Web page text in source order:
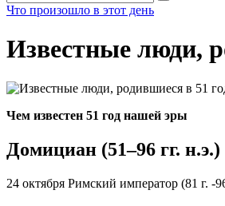
Что произошло в этот день
Известные люди,
Чем известен 51 год нашей эры
Домициан (51–96 гг. н.э.)
24 октября Римский император (81 г. -